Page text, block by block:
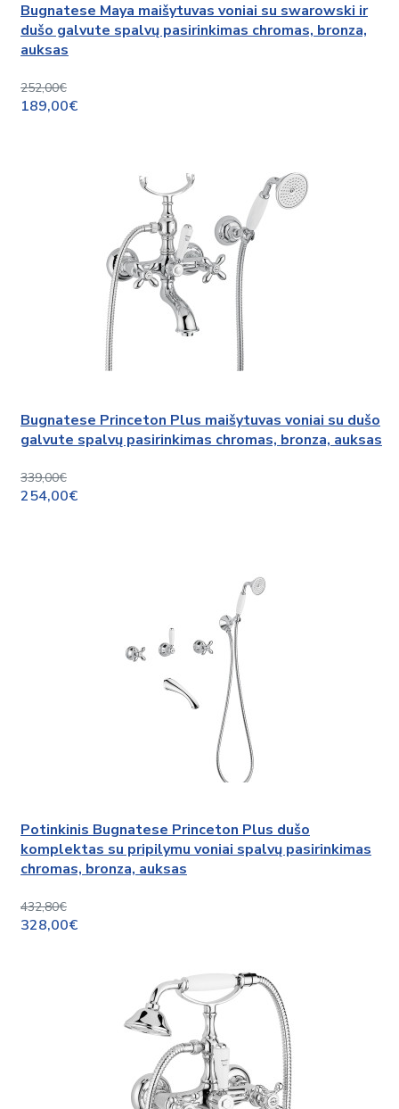
Bugnatese Maya maišytuvas voniai su swarowski ir
dušo galvute spalvų pasirinkimas chromas, bronza,
auksas
252,00€
189,00€
Bugnatese Princeton Plus maišytuvas voniai su dušo
galvute spalvų pasirinkimas chromas, bronza, auksas
339,00€
254,00€
Potinkinis Bugnatese Princeton Plus dušo
komplektas su pripilymu voniai spalvų pasirinkimas
chromas, bronza, auksas
432,80€
328,00€